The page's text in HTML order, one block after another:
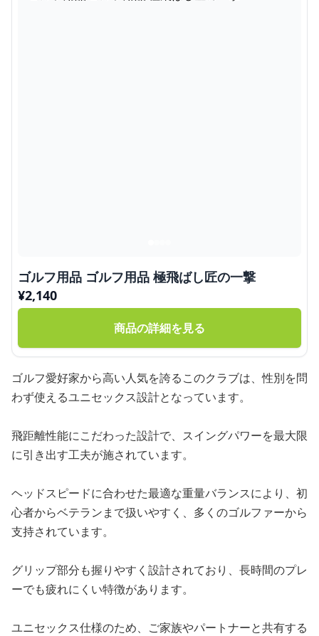
ゴルフ用品 ゴルフ用品 極飛ばし匠の一撃
¥2,140
商品の詳細を見る
ゴルフ愛好家から高い人気を誇るこのクラブは、性別を問
わず使えるユニセックス設計となっています。
飛距離性能にこだわった設計で、スイングパワーを最大限
に引き出す工夫が施されています。
ヘッドスピードに合わせた最適な重量バランスにより、初
心者からベテランまで扱いやすく、多くのゴルファーから
支持されています。
グリップ部分も握りやすく設計されており、長時間のプレ
ーでも疲れにくい特徴があります。
ユニセックス仕様のため、ご家族やパートナーと共有する